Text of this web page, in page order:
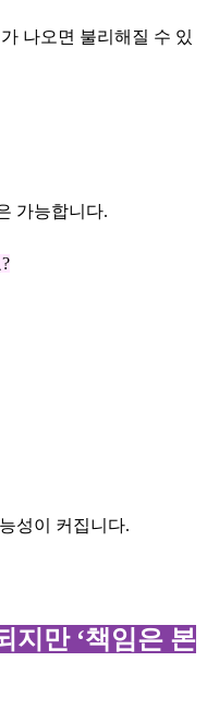
나오면 불리해질 수 있
가능합니다.
성이 커집니다.
지만 ‘책임은 본